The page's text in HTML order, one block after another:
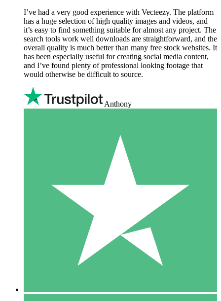
I’ve had a very good experience with Vecteezy. The platform
has a huge selection of high quality images and videos, and
it’s easy to find something suitable for almost any project. The
search tools work well downloads are straightforward, and the
overall quality is much better than many free stock websites. It
has been especially useful for creating social media content,
and I’ve found plenty of professional looking footage that
would otherwise be difficult to source.
Anthony